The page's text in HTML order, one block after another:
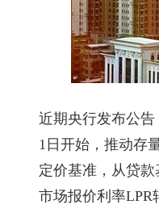
近期央行发布公告
1日开始，推动存
定价基准，从贷
市场报价利率LPR